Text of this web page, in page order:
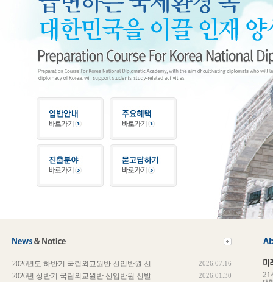
2026년도 하반기 국립외교원반 신입반원 선.. 2026.07.16
2026년 상반기 국립외교원반 신입반원 선발.. 2026.01.30